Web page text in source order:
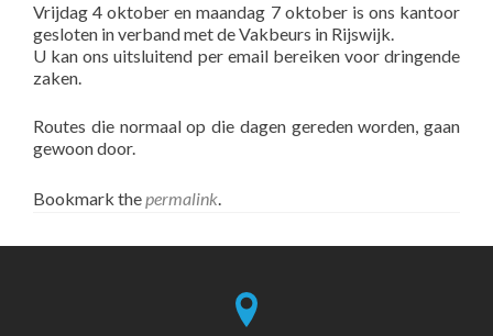
Vrijdag 4 oktober en maandag 7 oktober is ons kantoor
gesloten in verband met de Vakbeurs in Rijswijk.
U kan ons uitsluitend per email bereiken voor dringende
zaken.
Routes die normaal op die dagen gereden worden, gaan
gewoon door.
Bookmark thepermalink.